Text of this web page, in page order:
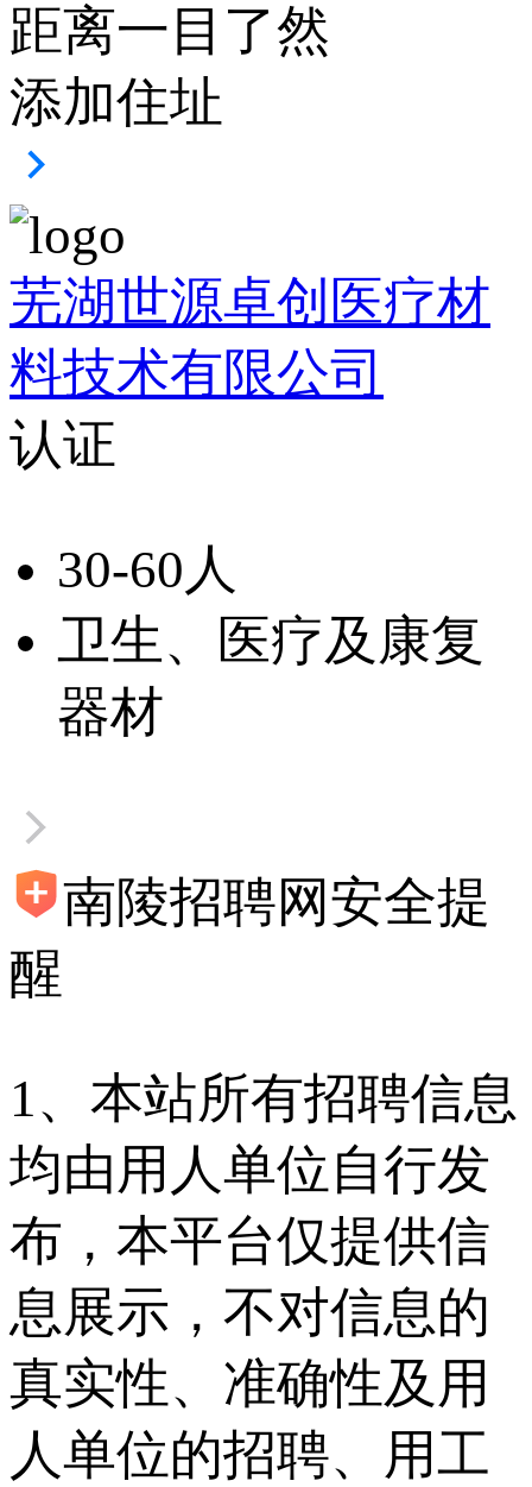
距离一目了然
添加住址
芜湖世源卓创医疗材
料技术有限公司
认证
30-60人
卫生、医疗及康复
器材
南陵招聘网安全提
醒
1、本站所有招聘信息
均由用人单位自行发
布，本平台仅提供信
息展示，不对信息的
真实性、准确性及用
人单位的招聘、用工